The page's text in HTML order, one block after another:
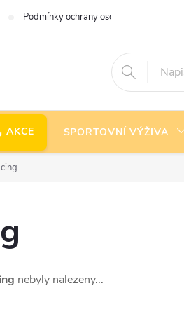
Podmínky ochrany osobních údajů
AKCE SPORTOVNÍ VÝŽIVA
nebyly nalezeny...